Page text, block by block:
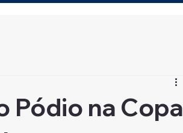
Pódio na Copa